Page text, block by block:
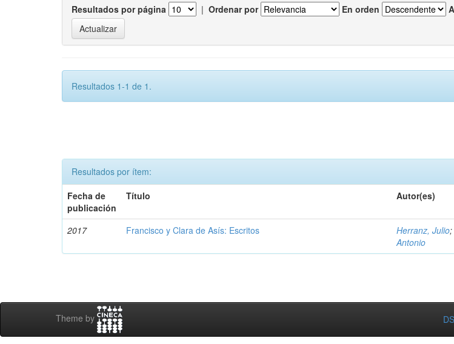
Resultados por página | Ordenar por En orden
Resultados 1-1 de 1.
Resultados por ítem:
Fecha de
publicación
Título Autor(es)
2017 Francisco y Clara de Asís: Escritos Herranz, Julio;
Antonio
Theme by